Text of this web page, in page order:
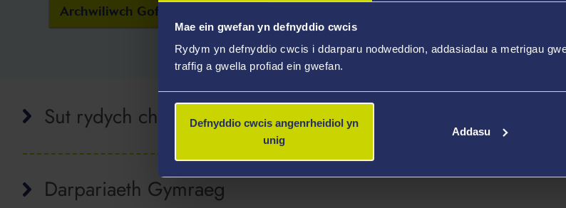
Mae ein gwefan yn defnyddio cwcis
Rydym yn defnyddio cwcis i ddarparu nodweddion, addasiadau a metrigau
traffig a gwella profiad ein gwefan.
Defnyddio cwcis angenrheidiol yn
unig
Addasu
Archwiliwch Gofynion Mynediad
Sut rydych chi'n cael eich goruchwylio
Darpariaeth Gymraeg